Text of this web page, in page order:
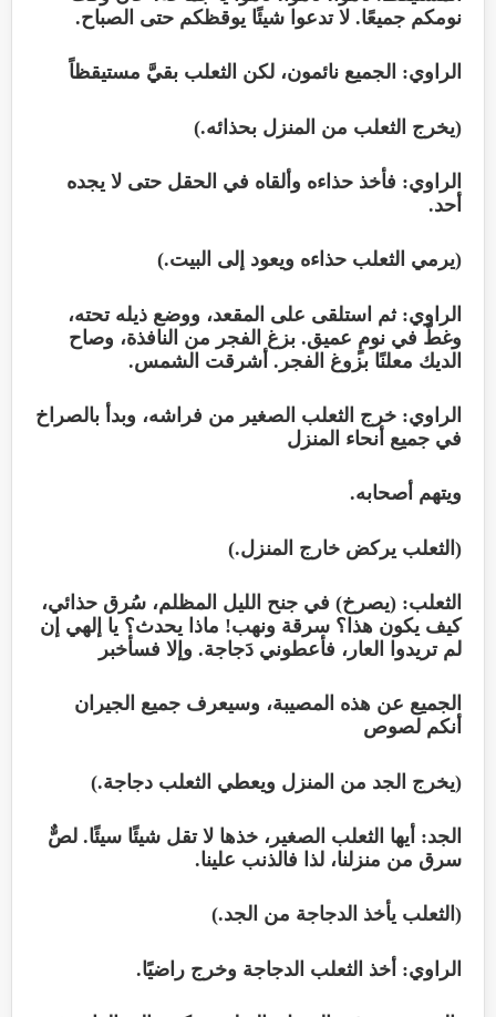
نومكم جميعًا. لا تدعوا شيئًا يوقظكم حتى الصباح.
الراوي: الجميع نائمون، لكن الثعلب بقيَّ مستيقظاً
(يخرج الثعلب من المنزل بحذائه.)
الراوي: فأخذ حذاءه وألقاه في الحقل حتى لا يجده
أحد.
(يرمي الثعلب حذاءه ويعود إلى البيت.)
الراوي: ثم استلقى على المقعد، ووضع ذيله تحته،
وغطّ في نومٍ عميق. بزغ الفجر من النافذة، وصاح
الديك معلنًا بزوغ الفجر. أشرقت الشمس.
الراوي: خرج الثعلب الصغير من فراشه، وبدأ بالصراخ
في جميع أنحاء المنزل
ويتهم أصحابه.
(الثعلب يركض خارج المنزل.)
الثعلب: (يصرخ) في جنح الليل المظلم، سُرق حذائي،
كيف يكون هذا؟ سرقة ونهب! ماذا يحدث؟ يا إلهي إن
لم تريدوا العار، فأعطوني دَجاجة. وإلا فسأخبر
الجميع عن هذه المصيبة، وسيعرف جميع الجيران
أنكم لصوص
(يخرج الجد من المنزل ويعطي الثعلب دجاجة.)
الجد: أيها الثعلب الصغير، خذها لا تقل شيئًا سيئًا. لصٌّ
سرق من منزلنا، لذا فالذنب علينا.
(الثعلب يأخذ الدجاجة من الجد.)
الراوي: أخذ الثعلب الدجاجة وخرج راضيًا.